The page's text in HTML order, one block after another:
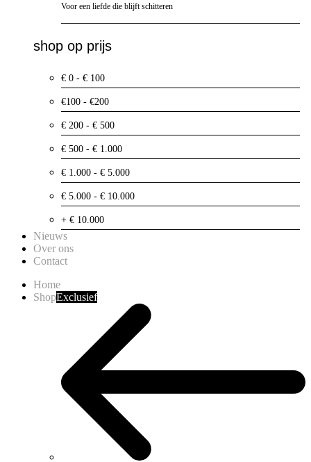
Voor een liefde die blijft schitteren
shop op prijs
€ 0 - € 100
€100 - €200
€ 200 - € 500
€ 500 - € 1.000
€ 1.000 - € 5.000
€ 5.000 - € 10.000
+ € 10.000
Nieuws
Over ons
Contact
Home
ShopExclusief